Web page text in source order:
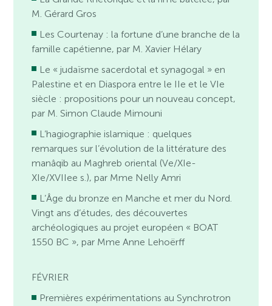
M. Gérard Gros
Les Courtenay : la fortune d’une branche de la
famille capétienne, par M. Xavier Hélary
Le « judaïsme sacerdotal et synagogal » en
Palestine et en Diaspora entre le IIe et le VIe
siècle : propositions pour un nouveau concept,
par M. Simon Claude Mimouni
L’hagiographie islamique : quelques
remarques sur l’évolution de la littérature des
manâqib au Maghreb oriental (Ve/XIe-
XIe/XVIIee s.), par Mme Nelly Amri
L’Âge du bronze en Manche et mer du Nord.
Vingt ans d’études, des découvertes
archéologiques au projet européen « BOAT
1550 BC », par Mme Anne Lehoërff
FÉVRIER
Premières expérimentations au Synchrotron